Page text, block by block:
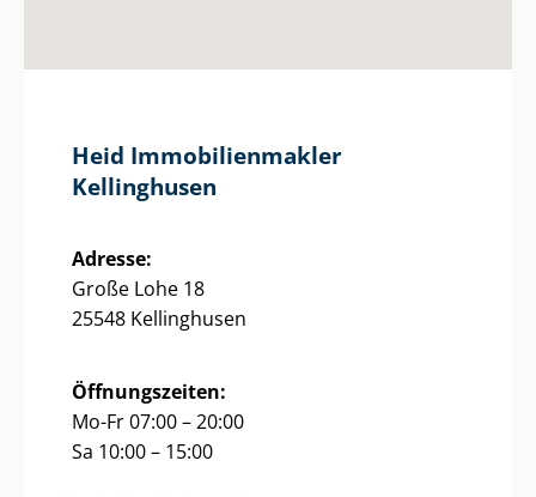
Heid Im­mo­bi­li­en­mak­ler
Kellinghusen
Adresse:
Große Lohe 18
25548 Kellinghusen
Öffnungszeiten:
Mo-Fr 07:00 – 20:00
Sa 10:00 – 15:00